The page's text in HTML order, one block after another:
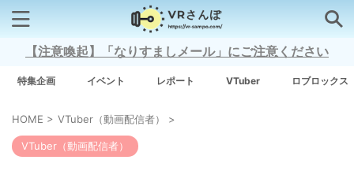
検索はコチラから
【注意喚起】「なりすましメール」にご注意ください
特集企画 イベント レポート VTuber ロブロックス
HOME > VTuber（動画配信者） >
VTuber（動画配信者）